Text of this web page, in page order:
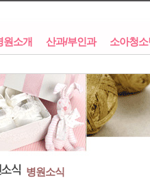
원소개 산과/부인과 소아청
병원소식